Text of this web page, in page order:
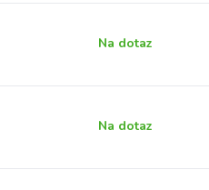
Na dotaz
Na dotaz